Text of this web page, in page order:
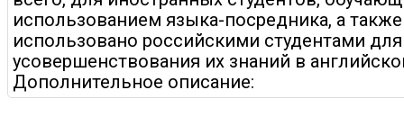
использованием языка-посредника, а
использовано российскими студентами для
усовершенствования их знаний в
Дополнительное описание: